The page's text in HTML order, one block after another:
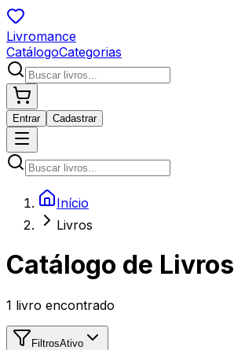
Livromance
CatálogoCategorias
Entrar Cadastrar
Início
Livros
Catálogo de Livros
1 livro encontrado
FiltrosAtivo